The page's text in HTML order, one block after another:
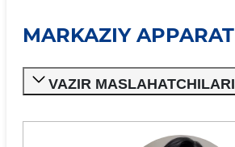
MARKAZIY APPARAT
VAZIR MASLAHATCHILARI